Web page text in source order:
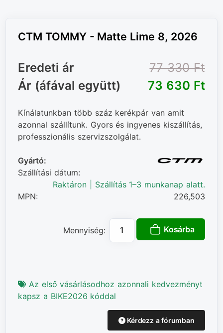
CTM TOMMY - Matte Lime 8, 2026
Eredeti ár
77 330 Ft‎
Ár (áfával együtt)
73 630 Ft‎
Kínálatunkban több száz kerékpár van amit
azonnal szállítunk. Gyors és ingyenes kiszállítás,
professzionális szervizszolgálat.
Gyártó:
Szállítási dátum:
Raktáron | Szállítás 1–3 munkanap alatt.
MPN:
226,503
Mennyiség: Kosárba
Az első vásárlásodhoz azonnali kedvezményt
kapsz a BIKE2026 kóddal
Kérdezz a fórumban